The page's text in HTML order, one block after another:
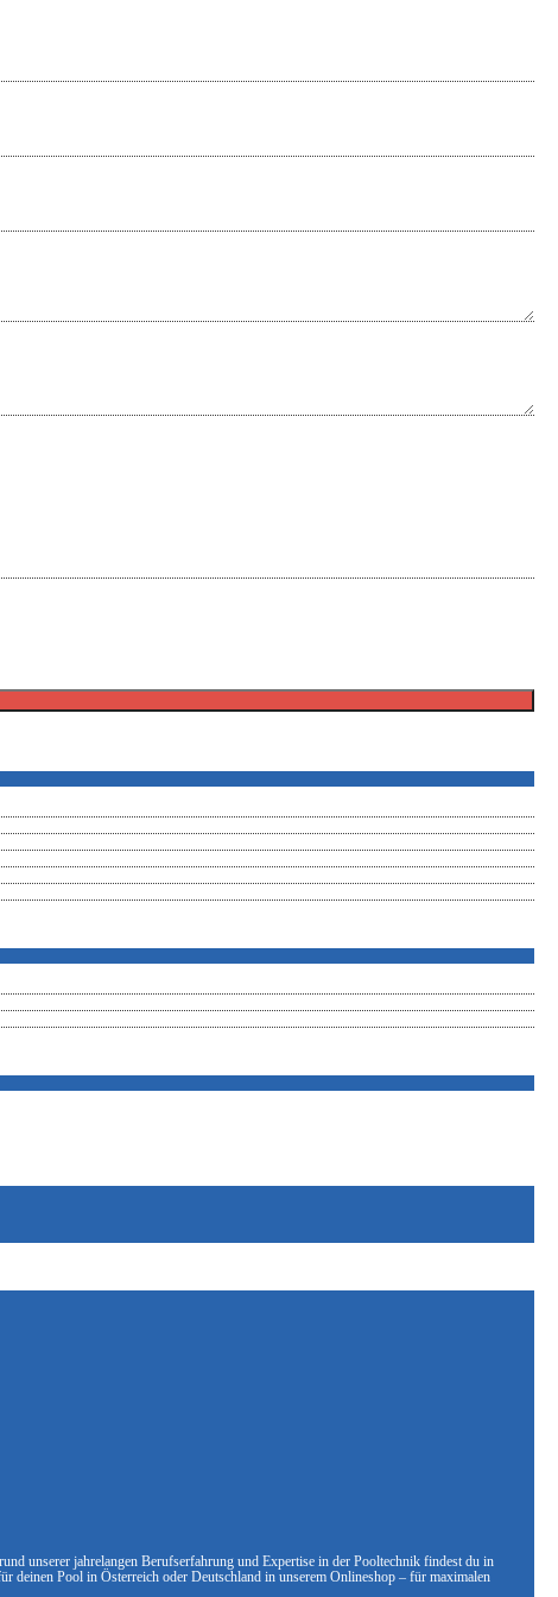
unserer jahrelangen Berufserfahrung und Expertise in der Pooltechnik findest du in
deinen Pool in Österreich oder Deutschland in unserem Onlineshop – für maximalen